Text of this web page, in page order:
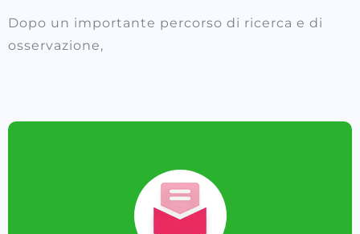
Dopo un importante percorso di ricerca e di
osservazione,